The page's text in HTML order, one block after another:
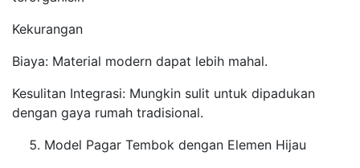
Kekurangan
Biaya: Material modern dapat lebih mahal.
Kesulitan Integrasi: Mungkin sulit untuk dipadukan
dengan gaya rumah tradisional.
Model Pagar Tembok dengan Elemen Hijau